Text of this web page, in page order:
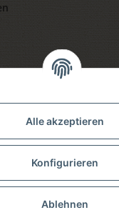
Alle akzeptieren
Konfigurieren
Ablehnen